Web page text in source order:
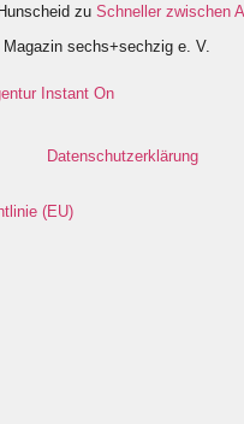
zu Schneller zwischen
sechs+sechzig e. V.
Instant On
Datenschutzerklärung
(EU)